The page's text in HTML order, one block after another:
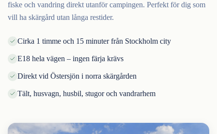
fiske och vandring direkt utanför campingen. Perfekt för dig som
vill ha skärgård utan långa restider.
Cirka 1 timme och 15 minuter från Stockholm city
E18 hela vägen – ingen färja krävs
Direkt vid Östersjön i norra skärgården
Tält, husvagn, husbil, stugor och vandrarhem